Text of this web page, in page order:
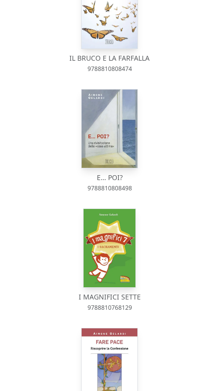
IL BRUCO E LA FARFALLA
9788810808474
E… POI?
9788810808498
I MAGNIFICI SETTE
9788810768129